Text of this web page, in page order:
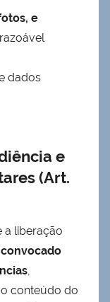
e
dados
e
(Art.
a liberação
,
conteúdo do